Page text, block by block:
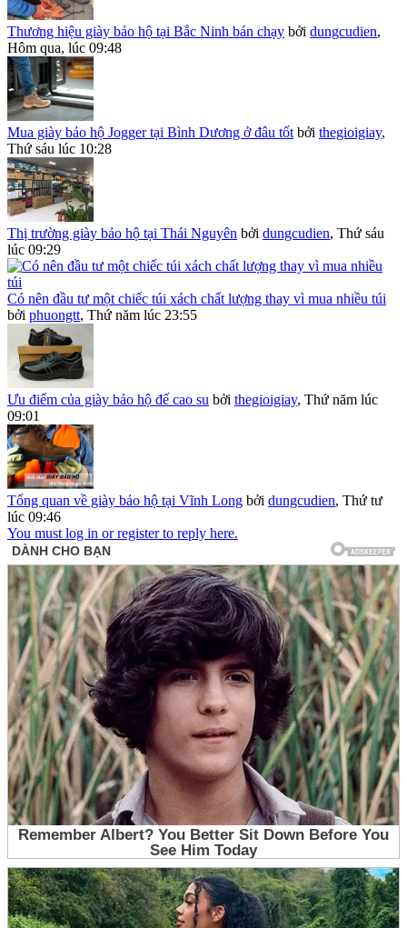
Thương hiệu giày bảo hộ tại Bắc Ninh bán chạy bởi dungcudien,
Hôm qua, lúc 09:48
Mua giày bảo hộ Jogger tại Bình Dương ở đâu tốt bởi thegioigiay,
Thứ sáu lúc 10:28
Thị trường giày bảo hộ tại Thái Nguyên bởi dungcudien, Thứ sáu
lúc 09:29
Có nên đầu tư một chiếc túi xách chất lượng thay vì mua nhiều túi
bởi phuongtt, Thứ năm lúc 23:55
Ưu điểm của giày bảo hộ đế cao su bởi thegioigiay, Thứ năm lúc
09:01
Tổng quan về giày bảo hộ tại Vĩnh Long bởi dungcudien, Thứ tư
lúc 09:46
You must log in or register to reply here.